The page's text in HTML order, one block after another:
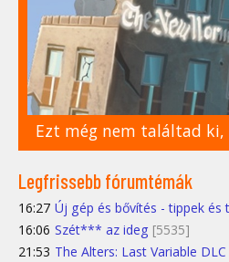
Ezt még nem találtad
Legfrissebb fórumtémák
16:27 Új gép és bővítés - tippek és
16:06 Szét*** az ideg [5535]
21:53 The Alters: Last Variable